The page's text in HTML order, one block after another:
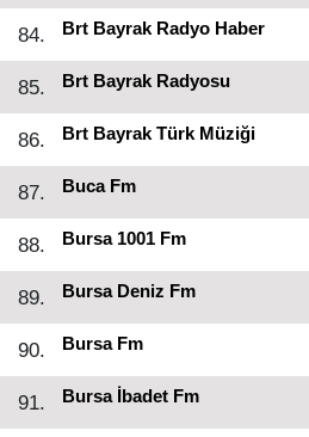
84. Brt Bayrak Radyo Haber
85. Brt Bayrak Radyosu
86. Brt Bayrak Türk Müziği
87. Buca Fm
88. Bursa 1001 Fm
89. Bursa Deniz Fm
90. Bursa Fm
91. Bursa İbadet Fm